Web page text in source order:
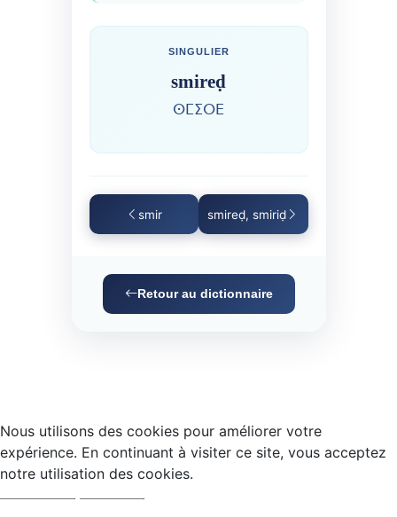
SINGULIER
smireḍ
ⵙⵎⵉⵔⴹ
smir smireḍ, smiriḍ
Retour au dictionnaire
Nous utilisons des cookies pour améliorer votre
expérience. En continuant à visiter ce site, vous acceptez
notre utilisation des cookies.